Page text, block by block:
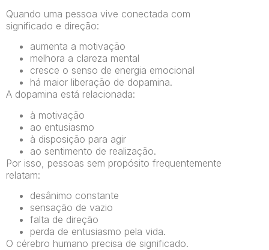
Quando uma pessoa vive conectada com
significado e direção:
aumenta a motivação
melhora a clareza mental
cresce o senso de energia emocional
há maior liberação de dopamina.
A dopamina está relacionada:
à motivação
ao entusiasmo
à disposição para agir
ao sentimento de realização.
Por isso, pessoas sem propósito frequentemente
relatam:
desânimo constante
sensação de vazio
falta de direção
perda de entusiasmo pela vida.
O cérebro humano precisa de significado.